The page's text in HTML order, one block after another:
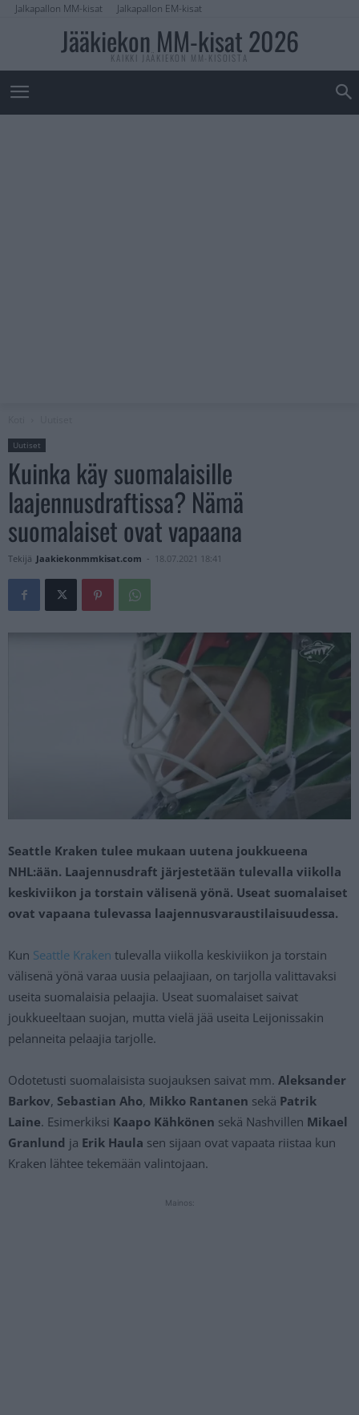
Jalkapallon MM-kisat Jalkapallon EM-kisat
Jääkiekon MM-kisat 2026
KAIKKI JÄÄKIEKON MM-KISOISTA
Uutiset
Kuinka käy suomalaisille
laajennusdraftissa? Nämä
suomalaiset ovat vapaana
Tekijä Jaakiekonmmkisat.com - 18.07.2021 18:41
Seattle Kraken tulee mukaan uutena joukkueena
NHL:ään. Laajennusdraft järjestetään tulevalla viikolla
keskiviikon ja torstain välisenä yönä. Useat suomalaiset
ovat vapaana tulevassa laajennusvaraustilaisuudessa.
Kun Seattle Kraken tulevalla viikolla keskiviikon ja torstain
välisenä yönä varaa uusia pelaajiaan, on tarjolla valittavaksi
useita suomalaisia pelaajia. Useat suomalaiset saivat
joukkueeltaan suojan, mutta vielä jää useita Leijonissakin
pelanneita pelaajia tarjolle.
Odotetusti suomalaisista suojauksen saivat mm. Aleksander
Barkov, Sebastian Aho, Mikko Rantanen sekä Patrik
Laine. Esimerkiksi Kaapo Kähkönen sekä Nashvillen Mikael
Granlund ja Erik Haula sen sijaan ovat vapaata riistaa kun
Kraken lähtee tekemään valintojaan.
Mainos: